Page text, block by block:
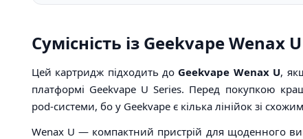
Сумісність із Geekvape Wenax U
Цей картридж підходить до Geekvape Wenax U,
платформі Geekvape U Series. Перед покупкою
pod-системи, бо у Geekvape є кілька лінійок зі
Wenax U — компактний пристрій для щоденного